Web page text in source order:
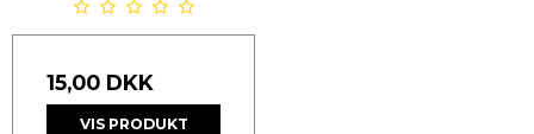
15,00 DKK
VIS PRODUKT